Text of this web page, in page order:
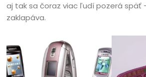
aj tak sa čoraz viac ľudí pozerá späť
zaklapáva.